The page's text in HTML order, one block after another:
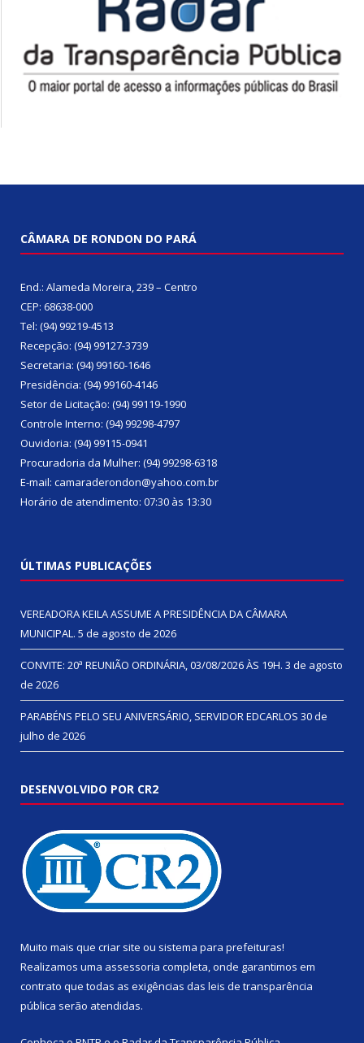
CÂMARA DE RONDON DO PARÁ
End.: Alameda Moreira, 239 – Centro
CEP: 68638-000
Tel: (94) 99219-4513
Recepção: (94) 99127-3739
Secretaria: (94) 99160-1646
Presidência: (94) 99160-4146
Setor de Licitação: (94) 99119-1990
Controle Interno: (94) 99298-4797
Ouvidoria: (94) 99115-0941
Procuradoria da Mulher: (94) 99298-6318
E-mail: camaraderondon@yahoo.com.br
Horário de atendimento: 07:30 às 13:30
ÚLTIMAS PUBLICAÇÕES
VEREADORA KEILA ASSUME A PRESIDÊNCIA DA CÂMARA
MUNICIPAL. 5 de agosto de 2026
CONVITE: 20ª REUNIÃO ORDINÁRIA, 03/08/2026 ÀS 19H. 3 de agosto
de 2026
PARABÉNS PELO SEU ANIVERSÁRIO, SERVIDOR EDCARLOS 30 de
julho de 2026
DESENVOLVIDO POR CR2
Muito mais que criar site ou sistema para prefeituras!
Realizamos uma assessoria completa, onde garantimos em
contrato que todas as exigências das leis de transparência
pública serão atendidas.